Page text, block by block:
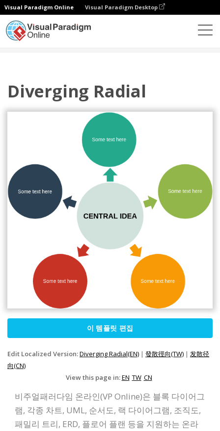
Visual Paradigm Online Visual Paradigm Desktop
Diverging Radial
이 템플릿 편집
Edit Localized Version:Diverging Radial(EN) | 發散徑向(TW) | 发散径
向(CN)
View this page in:EN TW CN
비주얼패러다임 온라인(VP Online)은 블록 다이어그
램, 각종 차트, UML, 순서도, 랙 다이어그램, 조직도,
패밀리 트리, ERD, 플로어 플랜 등을 지원하는 온라